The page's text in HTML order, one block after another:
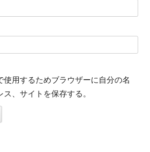
使用するためブラウザーに自分の名
、サイトを保存する。